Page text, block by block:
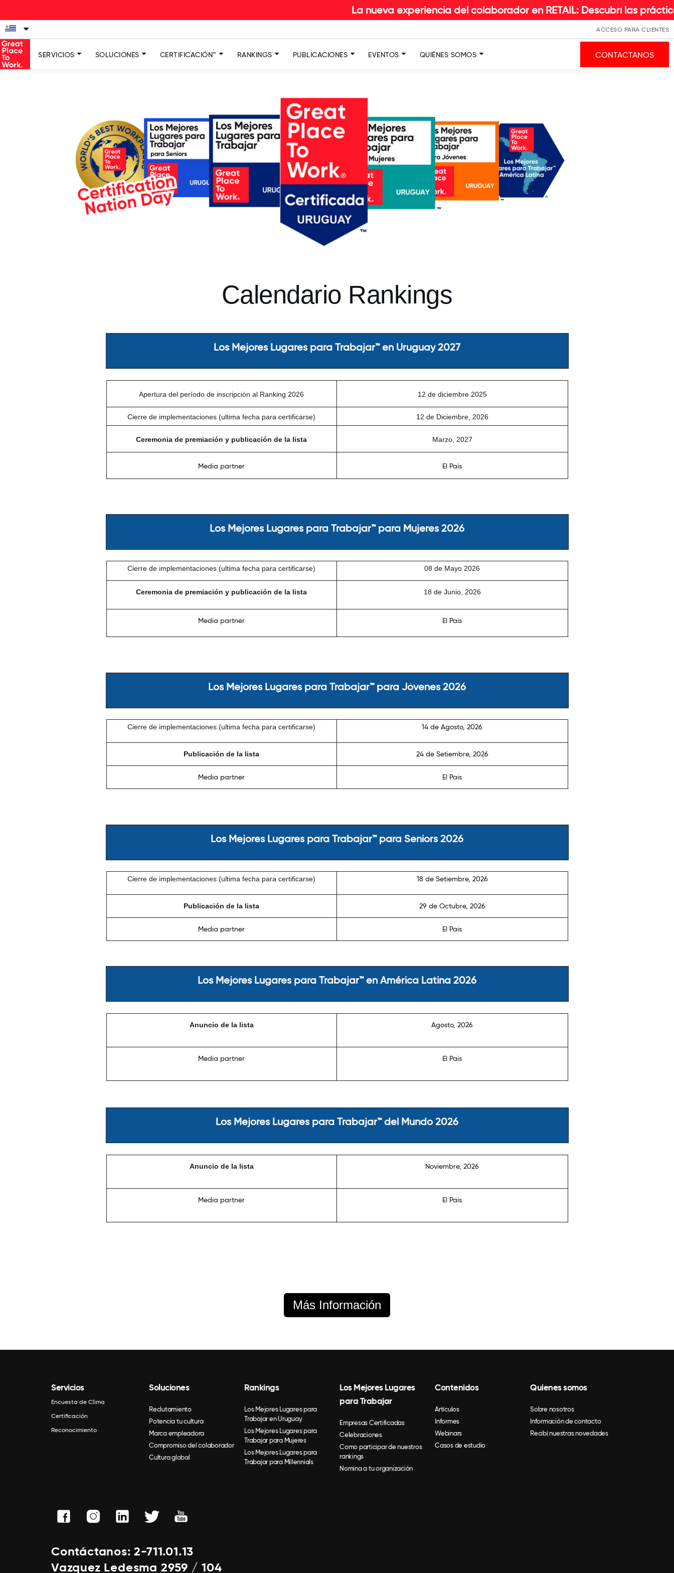
La nueva experiencia del colaborador en RETAIL: Descubrí las prácticas e
ACCESO PARA CLIENTES
SERVICIOS SOLUCIONES CERTIFICACIÓN™ RANKINGS PUBLICACIONES EVENTOS QUIÉNES SOMOS CONTACTANOS
Calendario Rankings
Los Mejores Lugares para Trabajar™ en Uruguay 2027
Apertura del período de inscripción al Ranking 2026 12 de diciembre 2025
Cierre de implementaciones (ultima fecha para certificarse) 12 de Diciembre, 2026
Ceremonia de premiación y publicación de la lista Marzo, 2027
Media partner El Pais
Los Mejores Lugares para Trabajar™ para Mujeres 2026
Cierre de implementaciones (ultima fecha para certificarse) 08 de Mayo 2026
Ceremonia de premiación y publicación de la lista 18 de Junio, 2026
Media partner El Pais
Los Mejores Lugares para Trabajar™ para Jóvenes 2026
Cierre de implementaciones (ultima fecha para certificarse) 14 de Agosto, 2026
Publicación de la lista 24 de Setiembre, 2026
Media partner El Pais
Los Mejores Lugares para Trabajar™ para Seniors 2026
Cierre de implementaciones (ultima fecha para certificarse) 18 de Setiembre, 2026
Publicación de la lista 29 de Octubre, 2026
Media partner El Pais
Los Mejores Lugares para Trabajar™ en América Latina 2026
Anuncio de la lista Agosto, 2026
Media partner El Pais
Los Mejores Lugares para Trabajar™ del Mundo 2026
Anuncio de la lista Noviembre, 2026
Media partner El Pais
Más Información
Servicios
Encuesta de Clima
Certificación
Reconocimiento
Soluciones
Reclutamiento
Potencia tu cultura
Marca empleadora
Compromiso del colaborador
Cultura global
Rankings
Los Mejores Lugares para
Trabajar en Uruguay
Los Mejores Lugares para
Trabajar para Mujeres
Los Mejores Lugares para
Trabajar para Millennials
Los Mejores Lugares
para Trabajar
Empresas Certificadas
Celebraciones
Como participar de nuestros
rankings
Nomina a tu organización
Contenidos
Artículos
Informes
Webinars
Casos de estudio
Quienes somos
Sobre nosotros
Información de contacto
Recibí nuestras novedades
Contáctanos: 2-711.01.13
Vazquez Ledesma 2959 / 104